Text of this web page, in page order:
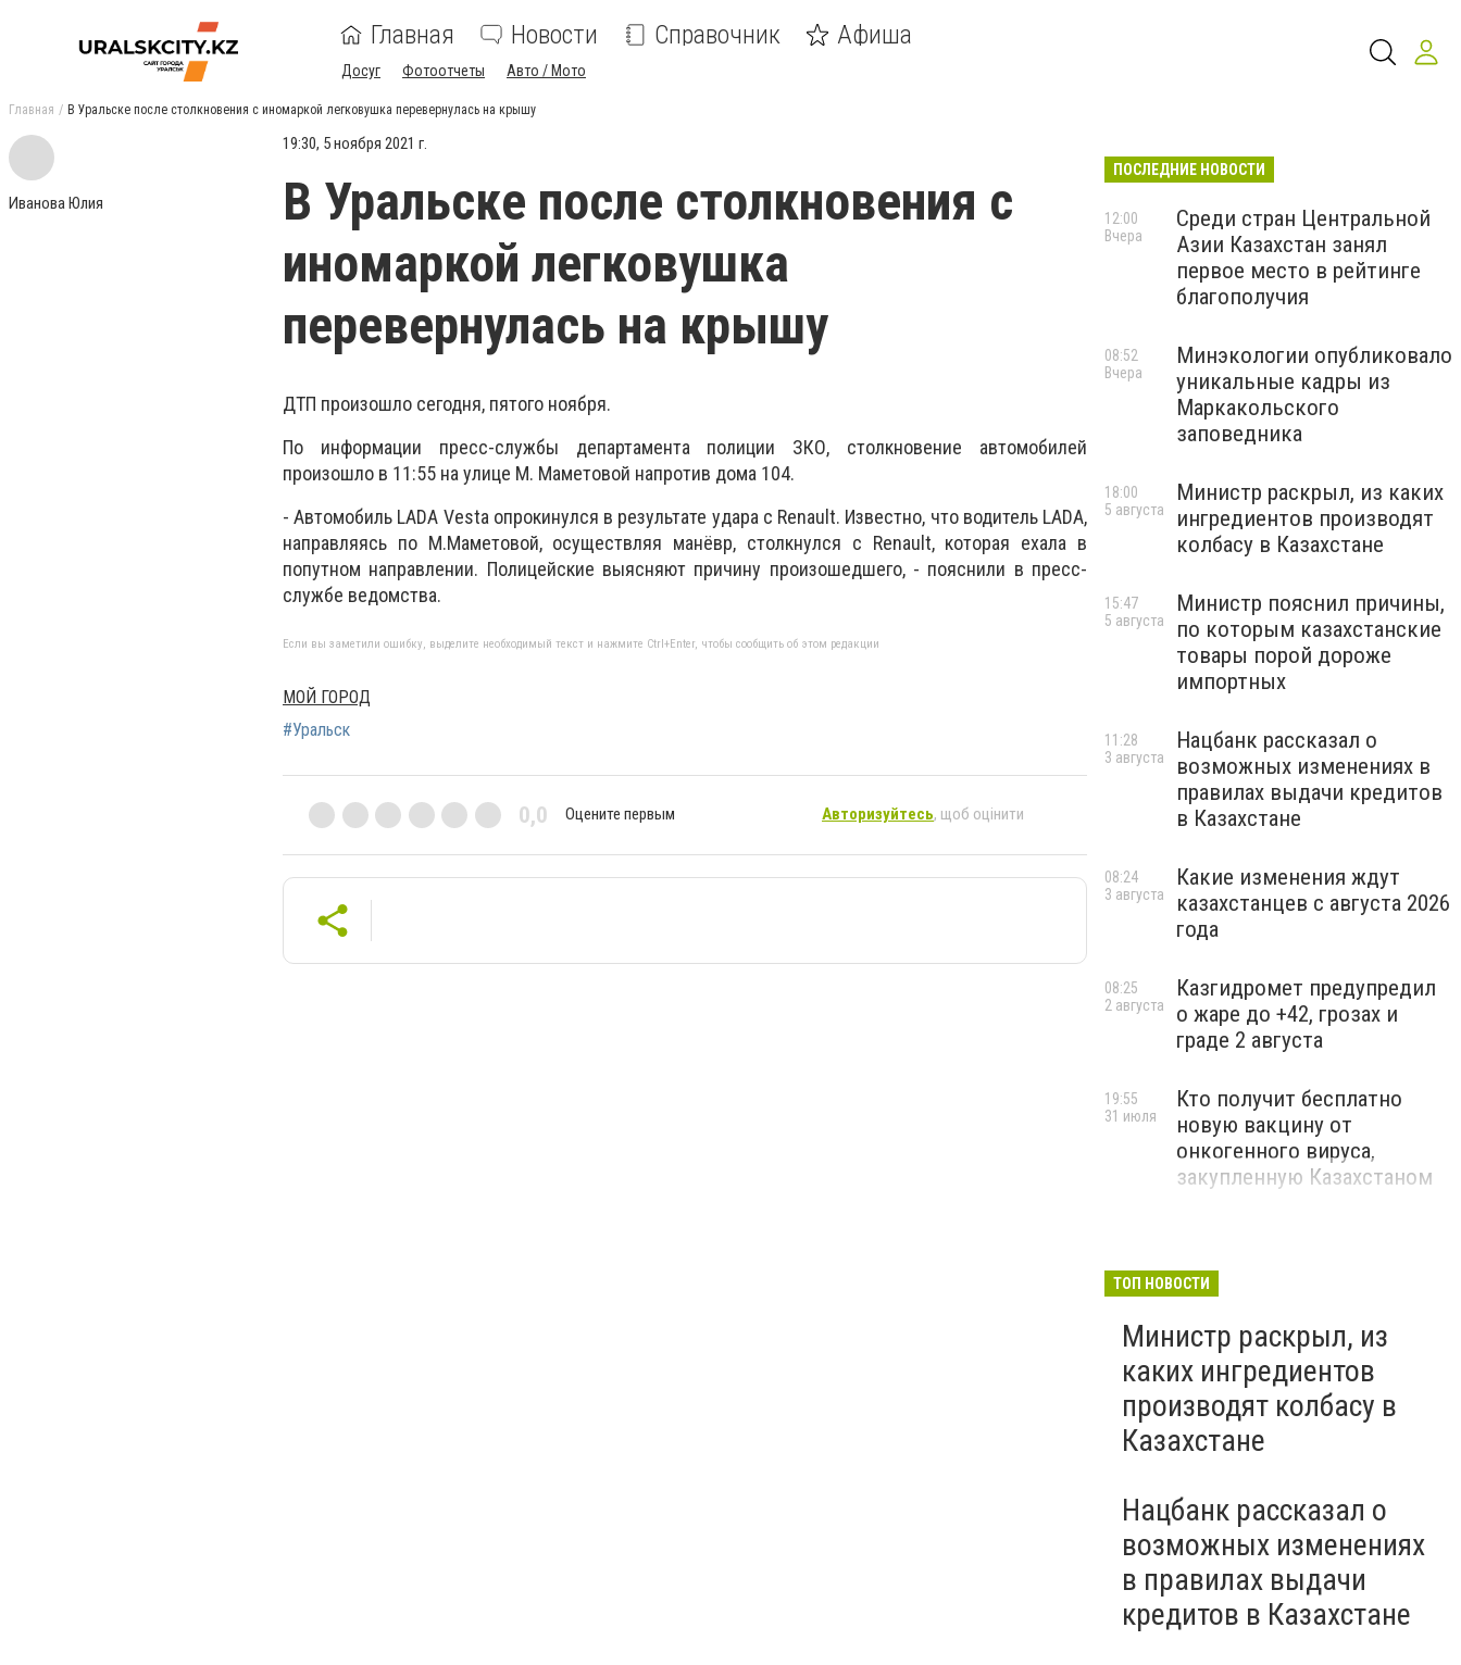
Главная Новости Справочник Афиша
Досуг Фотоотчеты Авто / Мото
Главная В Уральске после столкновения с иномаркой легковушка перевернулась на крышу
Иванова Юлия
19:30, 5 ноября 2021 г.
В Уральске после столкновения с
иномаркой легковушка
перевернулась на крышу
ДТП произошло сегодня, пятого ноября.
По информации пресс-службы департамента полиции ЗКО, столкновение автомобилей
произошло в 11:55 на улице М. Маметовой напротив дома 104.
- Автомобиль LADA Vesta опрокинулся в результате удара с Renault. Известно, что водитель LADA,
направляясь по М.Маметовой, осуществляя манёвр, столкнулся с Renault, которая ехала в
попутном направлении. Полицейские выясняют причину произошедшего, - пояснили в пресс-
службе ведомства.
Если вы заметили ошибку, выделите необходимый текст и нажмите Ctrl+Enter, чтобы сообщить об этом редакции
МОЙ ГОРОД
#Уральск
0,0 Оцените первым Авторизуйтесь, щоб оцінити
ПОСЛЕДНИЕ НОВОСТИ
Среди стран Центральной
Азии Казахстан занял
первое место в рейтинге
благополучия
12:00
Вчера
Минэкологии опубликовало
уникальные кадры из
Маркакольского
заповедника
08:52
Вчера
Министр раскрыл, из каких
ингредиентов производят
колбасу в Казахстане
18:00
5 августа
Министр пояснил причины,
по которым казахстанские
товары порой дороже
импортных
15:47
5 августа
Нацбанк рассказал о
возможных изменениях в
правилах выдачи кредитов
в Казахстане
11:28
3 августа
Какие изменения ждут
казахстанцев с августа 2026
года
08:24
3 августа
Казгидромет предупредил
о жаре до +42, грозах и
граде 2 августа
08:25
2 августа
Кто получит бесплатно
новую вакцину от
онкогенного вируса,
закупленную Казахстаном
19:55
31 июля
ТОП НОВОСТИ
Министр раскрыл, из
каких ингредиентов
производят колбасу в
Казахстане
Нацбанк рассказал о
возможных изменениях
в правилах выдачи
кредитов в Казахстане